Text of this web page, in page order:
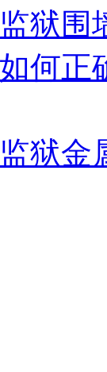
狱围
何正
狱金